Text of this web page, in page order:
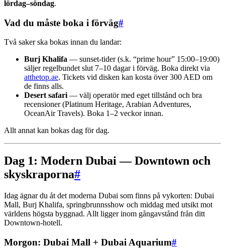
lördag–söndag.
Vad du måste boka i förväg#
Två saker ska bokas innan du landar:
Burj Khalifa — sunset-tider (s.k. “prime hour” 15:00–19:00)
säljer regelbundet slut 7–10 dagar i förväg. Boka direkt via
atthetop.ae. Tickets vid disken kan kosta över 300 AED om
de finns alls.
Desert safari— välj operatör med eget tillstånd och bra
recensioner (Platinum Heritage, Arabian Adventures,
OceanAir Travels). Boka 1–2 veckor innan.
Allt annat kan bokas dag för dag.
Dag 1: Modern Dubai — Downtown och
skyskraporna#
Idag ägnar du åt det moderna Dubai som finns på vykorten: Dubai
Mall, Burj Khalifa, springbrunnsshow och middag med utsikt mot
världens högsta byggnad. Allt ligger inom gångavstånd från ditt
Downtown-hotell.
Morgon: Dubai Mall + Dubai Aquarium#